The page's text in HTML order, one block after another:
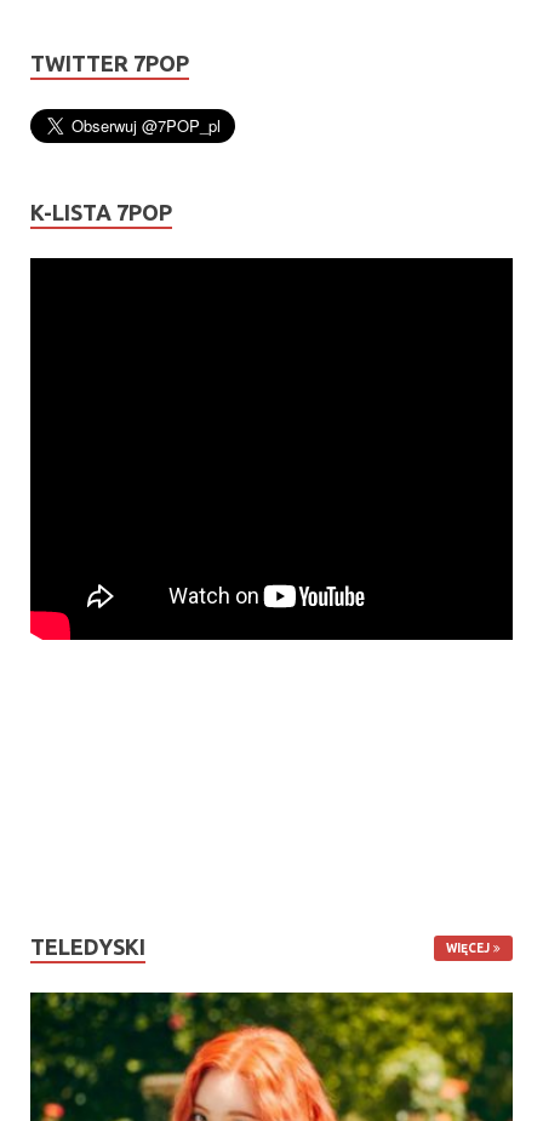
TWITTER 7POP
K-LISTA 7POP
TELEDYSKI WIĘCEJ